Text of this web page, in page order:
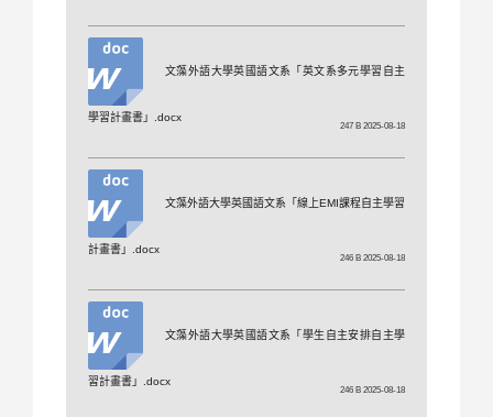
文藻外語大學英國語文系「英文系多元學習自主
學習計畫書」.docx
247 B 2025-08-18
文藻外語大學英國語文系「線上EMI課程自主學習
計畫書」.docx
246 B 2025-08-18
文藻外語大學英國語文系「學生自主安排自主學
習計畫書」.docx
246 B 2025-08-18